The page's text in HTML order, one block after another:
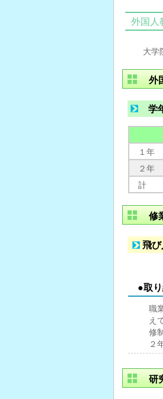
外国人
大学
外
学
１年
２年
計
修
飛
●取
職
え
修
２
研